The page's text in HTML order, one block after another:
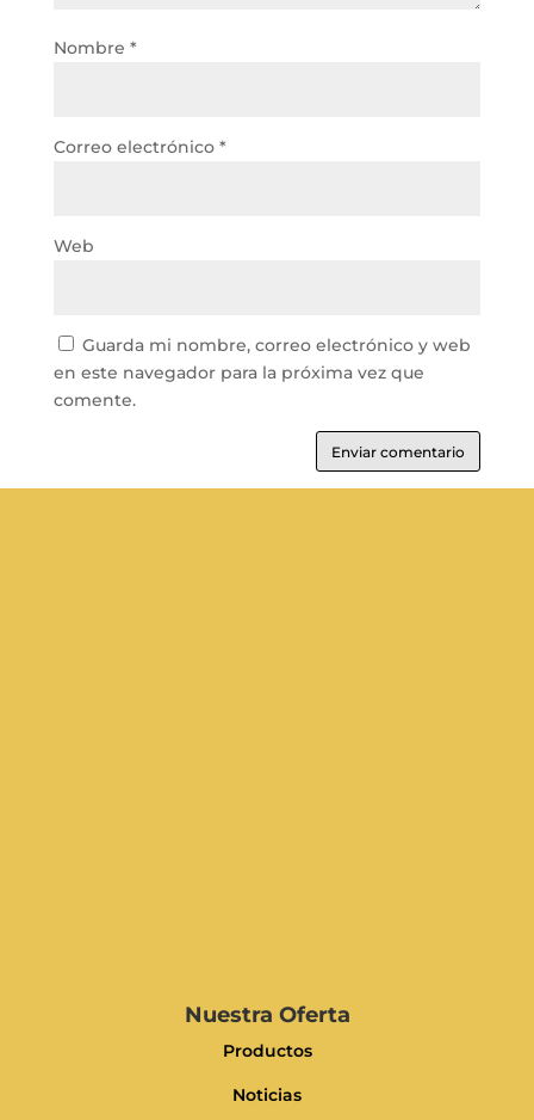
Nombre *
Correo electrónico *
Web
Guarda mi nombre, correo electrónico y web
en este navegador para la próxima vez que
comente.
Nuestra Oferta
Productos
Noticias